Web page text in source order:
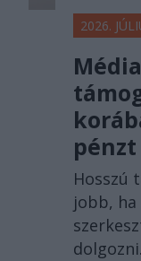
2026.
Hosszú
jobb,
dolgozni.